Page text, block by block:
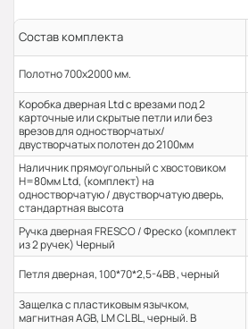
Состав комплекта
Полотно 700x2000 мм.
Коробка дверная Ltd с врезами под 2
карточные или скрытые петли или без
врезов для одностворчатых/
двустворчатых полотен до 2100мм
Наличник прямоугольный с хвостовиком
H=80мм Ltd, (комплект) на
одностворчатую / двустворчатую дверь,
стандартная высота
Ручка дверная FRESCO / Фреско (комплект
из 2 ручек) Черный
Петля дверная, 100*70*2,5-4ВВ , черный
Защелка с пластиковым язычком,
магнитная AGB, LM CL BL, черный. В